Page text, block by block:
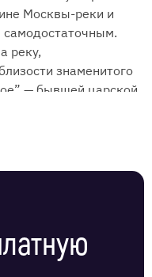
Москвы-реки и
самодостаточным.
реку,
знаменитого
— бывшей царской
метро —
ЧОП